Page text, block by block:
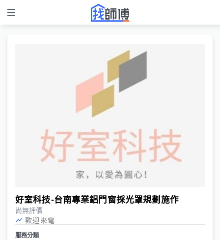
好室科技-台南專業鋁門窗採光罩規劃施作
尚無評價
歡迎來電
服務分類